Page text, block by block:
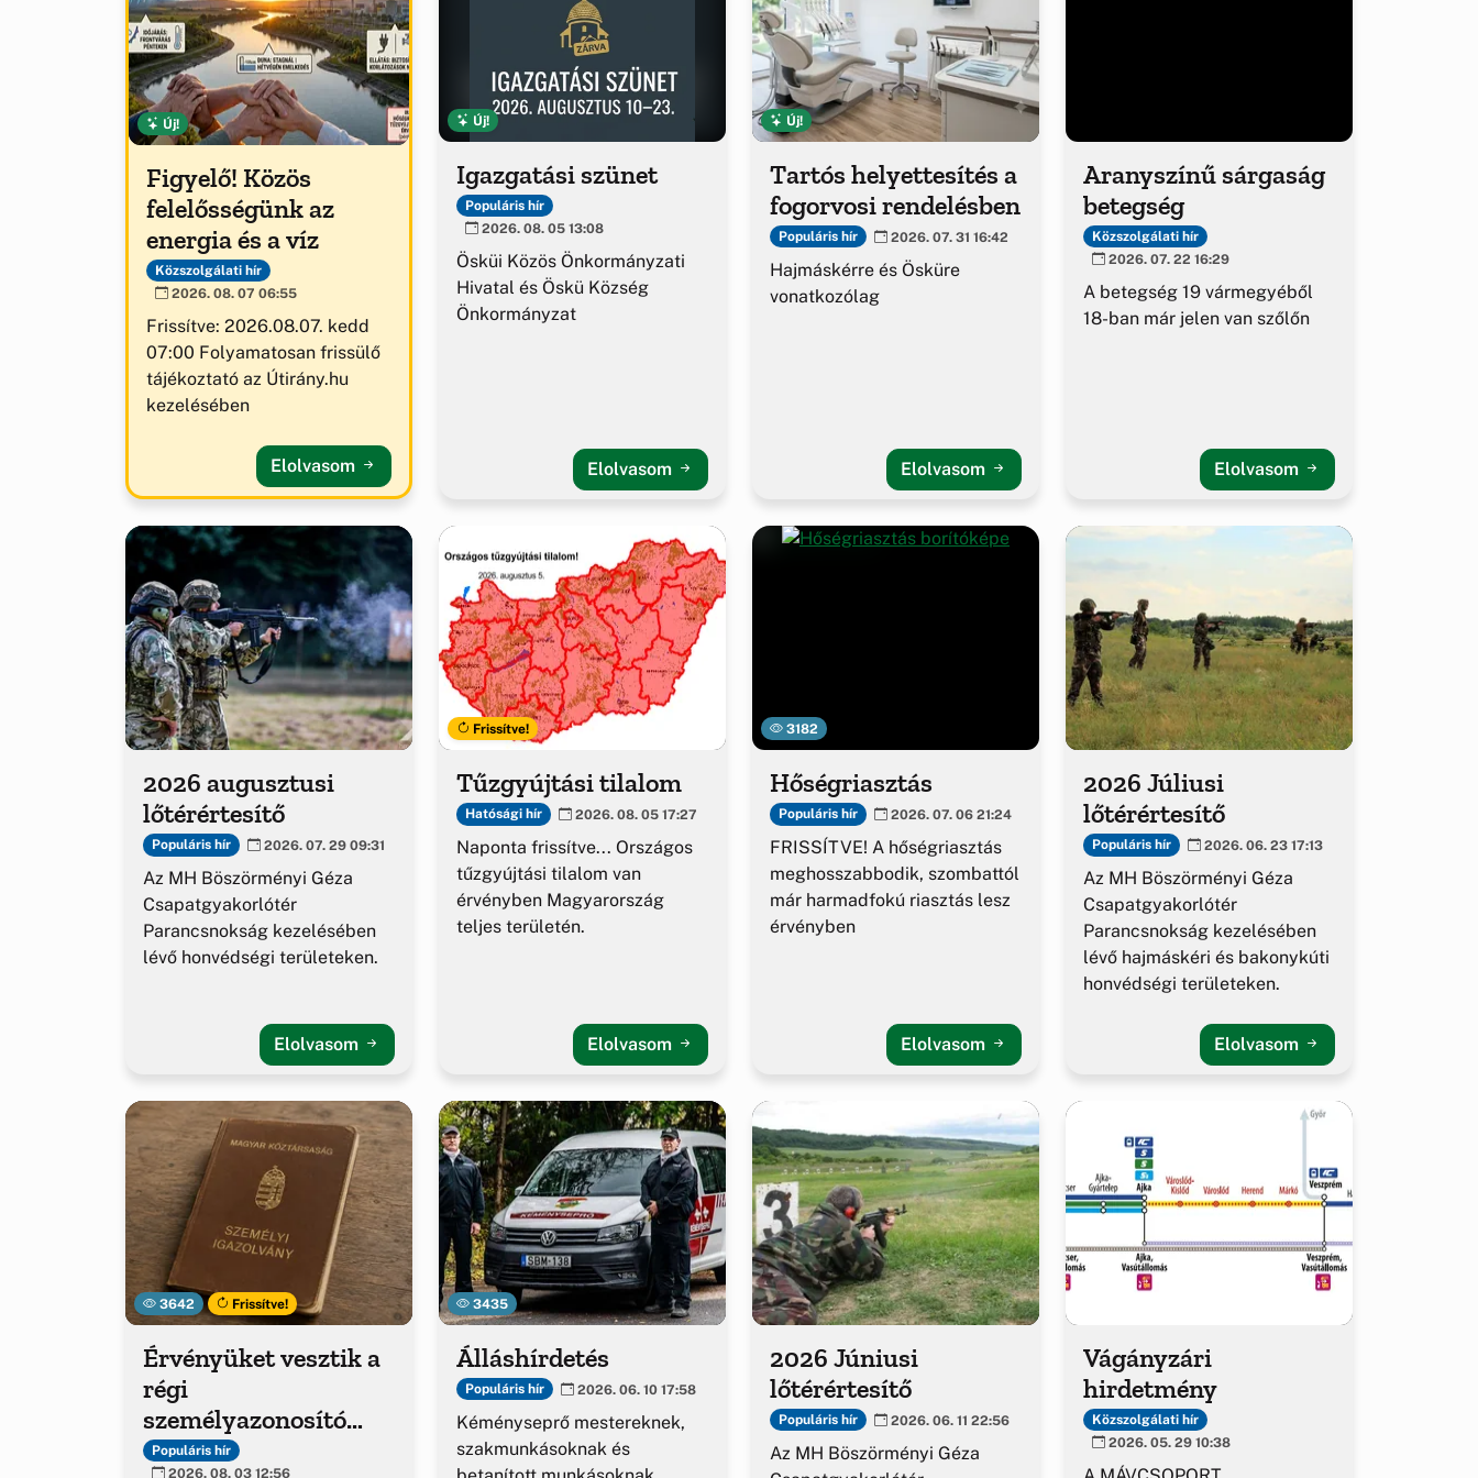
Új!
Figyelő! Közös
felelősségünk az
energia és a víz
Közszolgálati hír
2026. 08. 07 06:55
Frissítve: 2026.08.07. kedd
07:00 Folyamatosan frissülő
tájékoztató az Útirány.hu
kezelésében
Elolvasom
Új!
Igazgatási szünet
Populáris hír
2026. 08. 05 13:08
Ösküi Közös Önkormányzati
Hivatal és Öskü Község
Önkormányzat
Elolvasom
Új!
Tartós helyettesítés a
fogorvosi rendelésben
Populáris hír 2026. 07. 31 16:42
Hajmáskérre és Ösküre
vonatkozólag
Elolvasom
Aranyszínű sárgaság
betegség
Közszolgálati hír
2026. 07. 22 16:29
A betegség 19 vármegyéből
18-ban már jelen van szőlőn
Elolvasom
2026 augusztusi
lőtérértesítő
Populáris hír 2026. 07. 29 09:31
Az MH Böszörményi Géza
Csapatgyakorlótér
Parancsnokság kezelésében
lévő honvédségi területeken.
Elolvasom
Frissítve!
Tűzgyújtási tilalom
Hatósági hír 2026. 08. 05 17:27
Naponta frissítve... Országos
tűzgyújtási tilalom van
érvényben Magyarország
teljes területén.
Elolvasom
3182
Hőségriasztás
Populáris hír 2026. 07. 06 21:24
FRISSÍTVE! A hőségriasztás
meghosszabbodik, szombattól
már harmadfokú riasztás lesz
érvényben
Elolvasom
2026 Júliusi
lőtérértesítő
Populáris hír 2026. 06. 23 17:13
Az MH Böszörményi Géza
Csapatgyakorlótér
Parancsnokság kezelésében
lévő hajmáskéri és bakonykúti
honvédségi területeken.
Elolvasom
3642 Frissítve!
Érvényüket vesztik a
régi
személyazonosító
igazolványok
Populáris hír
2026. 08. 03 12:56
3435
Álláshírdetés
Populáris hír 2026. 06. 10 17:58
Kéményseprő mestereknek,
szakmunkásoknak és
2026 Júniusi
lőtérértesítő
Populáris hír 2026. 06. 11 22:56
Az MH Böszörményi Géza
Vágányzári
hirdetmény
Közszolgálati hír
2026. 05. 29 10:38